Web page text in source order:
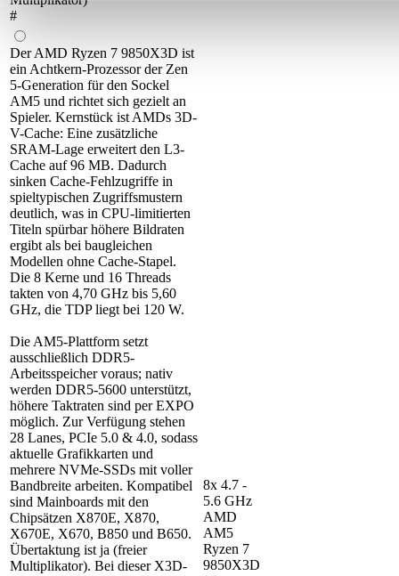
#
Der AMD Ryzen 7 9850X3D ist
ein Achtkern-Prozessor der Zen
5-Generation für den Sockel
AM5 und richtet sich gezielt an
Spieler. Kernstück ist AMDs 3D-
V-Cache: Eine zusätzliche
SRAM-Lage erweitert den L3-
Cache auf 96 MB. Dadurch
sinken Cache-Fehlzugriffe in
spieltypischen Zugriffsmustern
deutlich, was in CPU-limitierten
Titeln spürbar höhere Bildraten
ergibt als bei baugleichen
Modellen ohne Cache-Stapel.
Die 8 Kerne und 16 Threads
takten von 4,70 GHz bis 5,60
GHz, die TDP liegt bei 120 W.
Die AM5-Plattform setzt
ausschließlich DDR5-
Arbeitsspeicher voraus; nativ
werden DDR5-5600 unterstützt,
höhere Taktraten sind per EXPO
möglich. Zur Verfügung stehen
28 Lanes, PCIe 5.0 & 4.0, sodass
aktuelle Grafikkarten und
mehrere NVMe-SSDs mit voller
Bandbreite arbeiten. Kompatibel
sind Mainboards mit den
Chipsätzen X870E, X870,
X670E, X670, B850 und B650.
Übertaktung ist ja (freier
Multiplikator). Bei dieser X3D-
8x 4.7 -
5.6 GHz
AMD
AM5
Ryzen 7
9850X3D